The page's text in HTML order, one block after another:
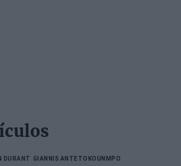
DURANT GIANNIS ANTETOKOUNMPO